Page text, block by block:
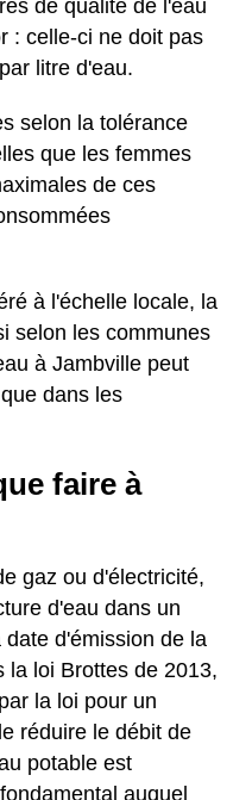
de qualité de l'eau
: celle-ci ne doit pas
litre d'eau.
selon la tolérance
que les femmes
de ces
à l'échelle locale, la
selon les communes
à Jambville peut
dans les
faire à
gaz ou d'électricité,
d'eau dans un
d'émission de la
la loi Brottes de 2013,
la loi pour un
réduire le débit de
potable est
auquel